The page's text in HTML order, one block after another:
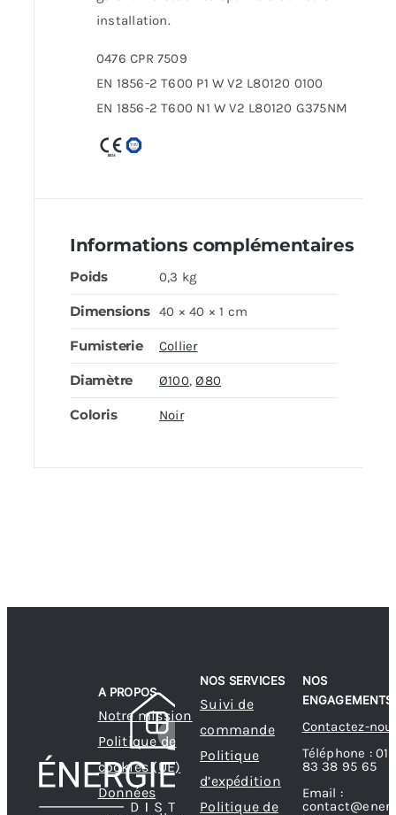
installation.
0476 CPR 7509
EN 1856-2 T600 P1 W V2 L80120 0100
EN 1856-2 T600 N1 W V2 L80120 G375NM
Informations complémentaires
Poids 0,3 kg
Dimensions 40 × 40 × 1 cm
Fumisterie Collier
Diamètre Ø100,Ø80
Coloris Noir
A PROPOS
Notre mission
Politique de
cookies (UE)
Données
NOS SERVICES
Suivi de
commande
Politique
d’expédition
Politique de
NOS
ENGAGEMENTS
Contactez-
Téléphone : 01
83 38 95 65
Email :